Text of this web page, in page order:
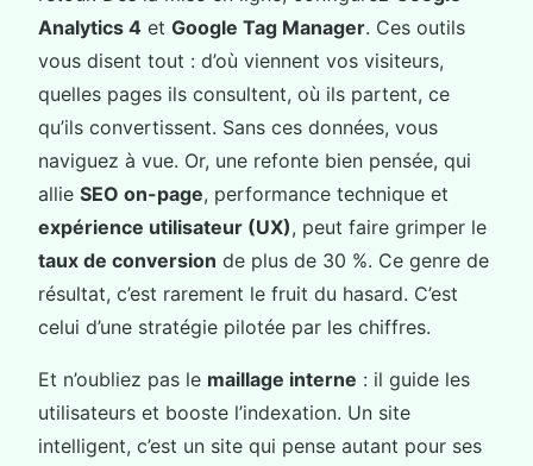
Analytics 4 et Google Tag Manager. Ces outils
vous disent tout : d’où viennent vos visiteurs,
quelles pages ils consultent, où ils partent, ce
qu’ils convertissent. Sans ces données, vous
naviguez à vue. Or, une refonte bien pensée, qui
allie SEO on-page, performance technique et
expérience utilisateur (UX), peut faire grimper le
taux de conversion de plus de 30 %. Ce genre de
résultat, c’est rarement le fruit du hasard. C’est
celui d’une stratégie pilotée par les chiffres.
Et n’oubliez pas le maillage interne : il guide les
utilisateurs et booste l’indexation. Un site
intelligent, c’est un site qui pense autant pour ses